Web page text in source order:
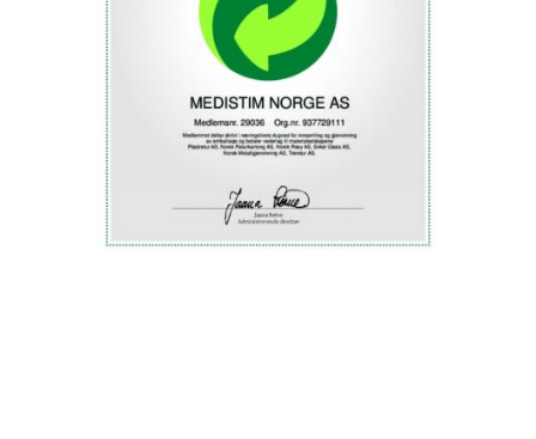
Om Medistim
About Medistim
Leverandører